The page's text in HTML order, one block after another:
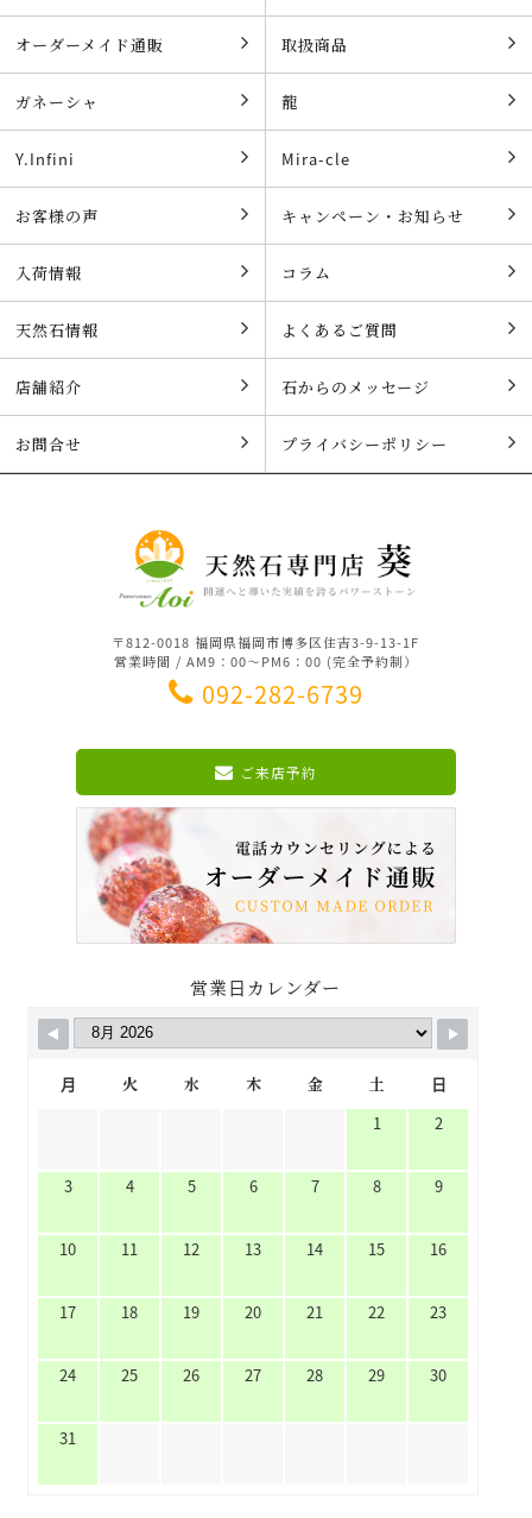
オーダーメイド通販 取扱商品
ガネーシャ 龍
Y.Infini Mira-cle
お客様の声 キャンペーン・お知らせ
入荷情報 コラム
天然石情報 よくあるご質問
店舗紹介 石からのメッセージ
お問合せ プライバシーポリシー
〒812-0018 福岡県福岡市博多区住吉3-9-13-1F
営業時間 / AM9：00～PM6：00 (完全予約制）
092-282-6739
ご来店予約
営業日カレンダー
月 火 水 木 金 土
日
1
2
3 4 5 6 7 8 9
10 11 12 13 14 15 16
17 18 19 20 21 22 23
24 25 26 27 28 29 30
31